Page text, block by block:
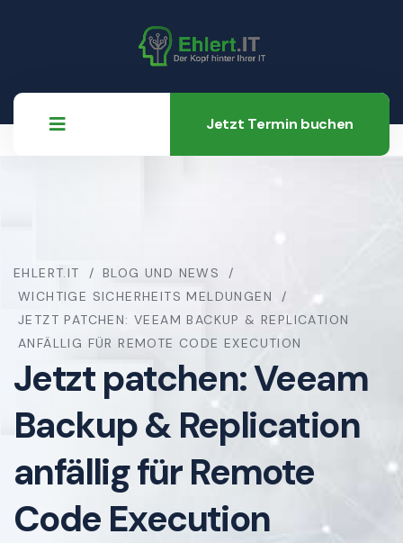
Jetzt Termin buchen
EHLERT.IT
BLOG UND NEWS
WICHTIGE SICHERHEITS MELDUNGEN
JETZT PATCHEN: VEEAM BACKUP & REPLICATION
ANFÄLLIG FÜR REMOTE CODE EXECUTION
Jetzt patchen: Veeam
Backup & Replication
anfällig für Remote
Code Execution